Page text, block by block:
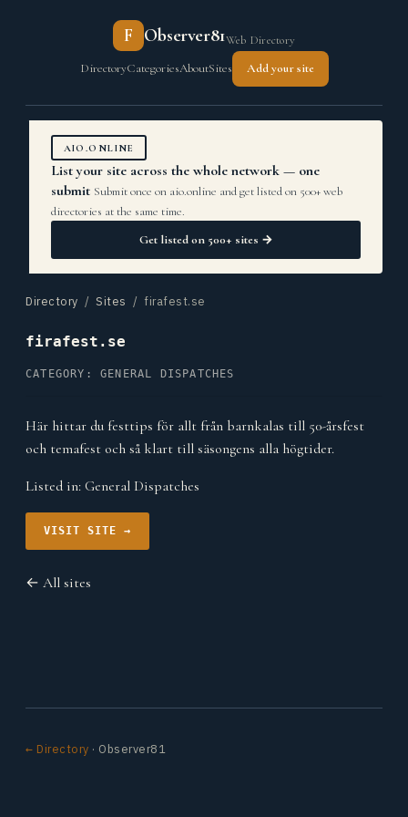
F Observer81Web Directory
DirectoryCategoriesAboutSites Add your site
AIO.ONLINE
List your site across the whole network — one
submit Submit once on aio.online and get listed on 500+ web
directories at the same time.
Get listed on 500+ sites →
Directory / Sites / firafest.se
firafest.se
CATEGORY: GENERAL DISPATCHES
Här hittar du festtips för allt från barnkalas till 50-årsfest
och temafest och så klart till säsongens alla högtider.
Listed in: General Dispatches
VISIT SITE →
← All sites
← Directory · Observer81